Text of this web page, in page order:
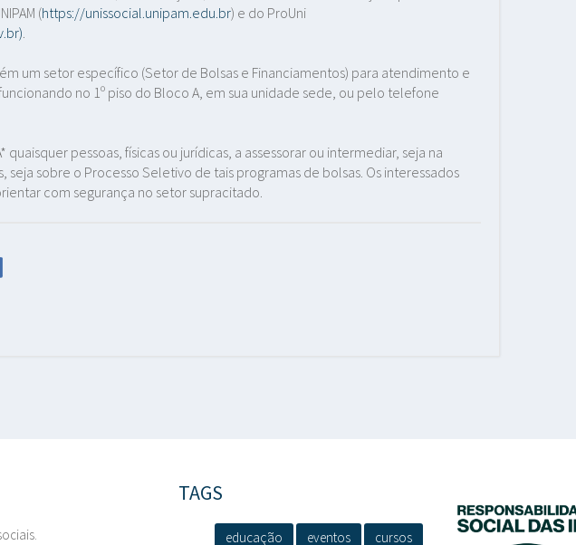
(https://unissocial.unipam.edu.br) e do ProUni
um setor específico (Setor de Bolsas e Financiamentos) para atendimento e
no 1º piso do Bloco A, em sua unidade sede, ou pelo telefone
quaisquer pessoas, físicas ou jurídicas, a assessorar ou intermediar, seja na
sobre o Processo Seletivo de tais programas de bolsas. Os interessados
com segurança no setor supracitado.
TAGS
educação eventos
cursos